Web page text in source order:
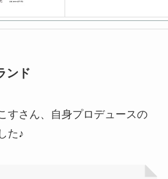
ンド
すさん、自身プロデュースの
た♪